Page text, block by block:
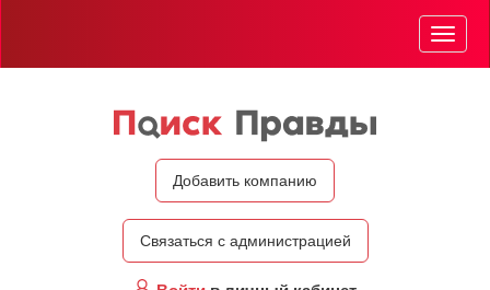
Добавить компанию
Связаться с администрацией
Меню